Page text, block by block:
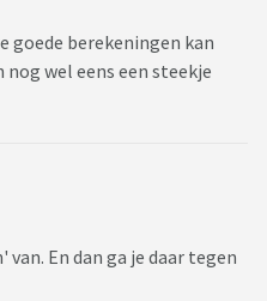
goede berekeningen kan
wel eens een steekje
En dan ga je daar tegen